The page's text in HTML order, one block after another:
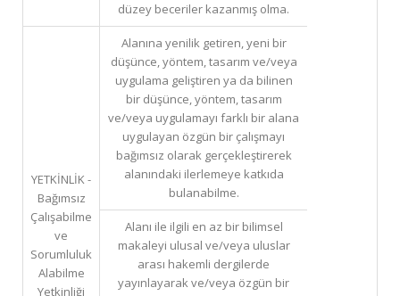
düzey beceriler kazanmış olma.
YETKİNLİK -
Bağımsız
Çalışabilme
ve
Sorumluluk
Alabilme
Yetkinliği
Alanına yenilik getiren, yeni bir
düşünce, yöntem, tasarım ve/veya
uygulama geliştiren ya da bilinen
bir düşünce, yöntem, tasarım
ve/veya uygulamayı farklı bir alana
uygulayan özgün bir çalışmayı
bağımsız olarak gerçekleştirerek
alanındaki ilerlemeye katkıda
bulanabilme.
Alanı ile ilgili en az bir bilimsel
makaleyi ulusal ve/veya uluslar
arası hakemli dergilerde
yayınlayarak ve/veya özgün bir